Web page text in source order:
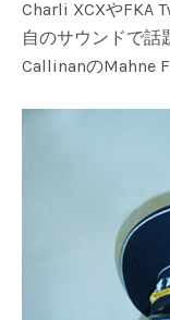
Charli XCXやFKA
自のサウンドで話
CallinanのMahne